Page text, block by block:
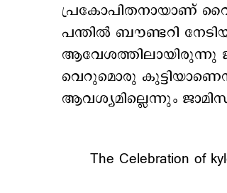
പ്രകോപിതനായാണ്
പന്തില്‍ ബൗണ്ടറി
ആവേശത്തിലായിരുന്നു
വെറുമൊരു
ആവശ്യമില്ലെന്നും
The Celebration of